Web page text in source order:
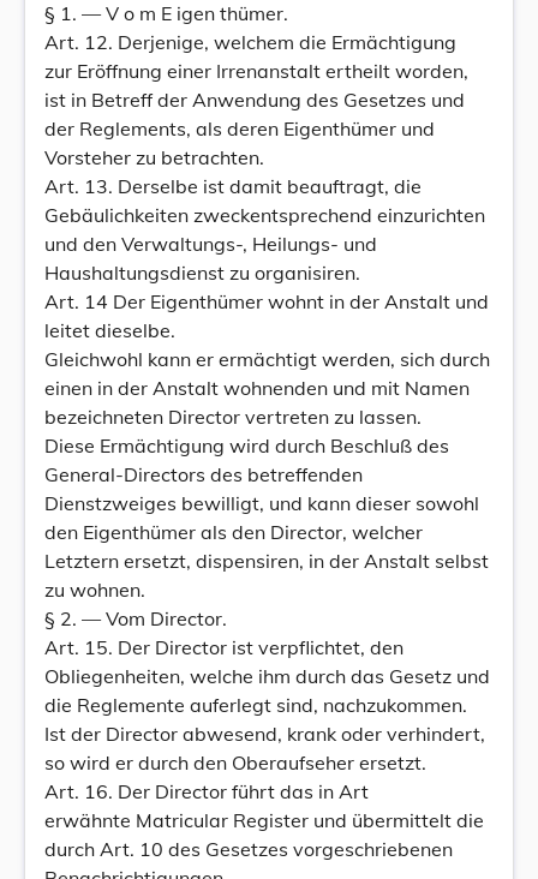
§ 1. — V o m E igen thümer.
Art. 12. Derjenige, welchem die Ermächtigung
zur Eröffnung einer Irrenanstalt ertheilt worden,
ist in Betreff der Anwendung des Gesetzes und
der Reglements, als deren Eigenthümer und
Vorsteher zu betrachten.
Art. 13. Derselbe ist damit beauftragt, die
Gebäulichkeiten zweckentsprechend einzurichten
und den Verwaltungs-, Heilungs- und
Haushaltungsdienst zu organisiren.
Art. 14 Der Eigenthümer wohnt in der Anstalt und
leitet dieselbe.
Gleichwohl kann er ermächtigt werden, sich durch
einen in der Anstalt wohnenden und mit Namen
bezeichneten Director vertreten zu lassen.
Diese Ermächtigung wird durch Beschluß des
General-Directors des betreffenden
Dienstzweiges bewilligt, und kann dieser sowohl
den Eigenthümer als den Director, welcher
Letztern ersetzt, dispensiren, in der Anstalt selbst
zu wohnen.
§ 2. — Vom Director.
Art. 15. Der Director ist verpflichtet, den
Obliegenheiten, welche ihm durch das Gesetz und
die Reglemente auferlegt sind, nachzukommen.
Ist der Director abwesend, krank oder verhindert,
so wird er durch den Oberaufseher ersetzt.
Art. 16. Der Director führt das in Art
erwähnte Matricular Register und übermittelt die
durch Art. 10 des Gesetzes vorgeschriebenen